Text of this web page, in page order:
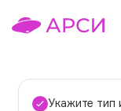
Укажите тип